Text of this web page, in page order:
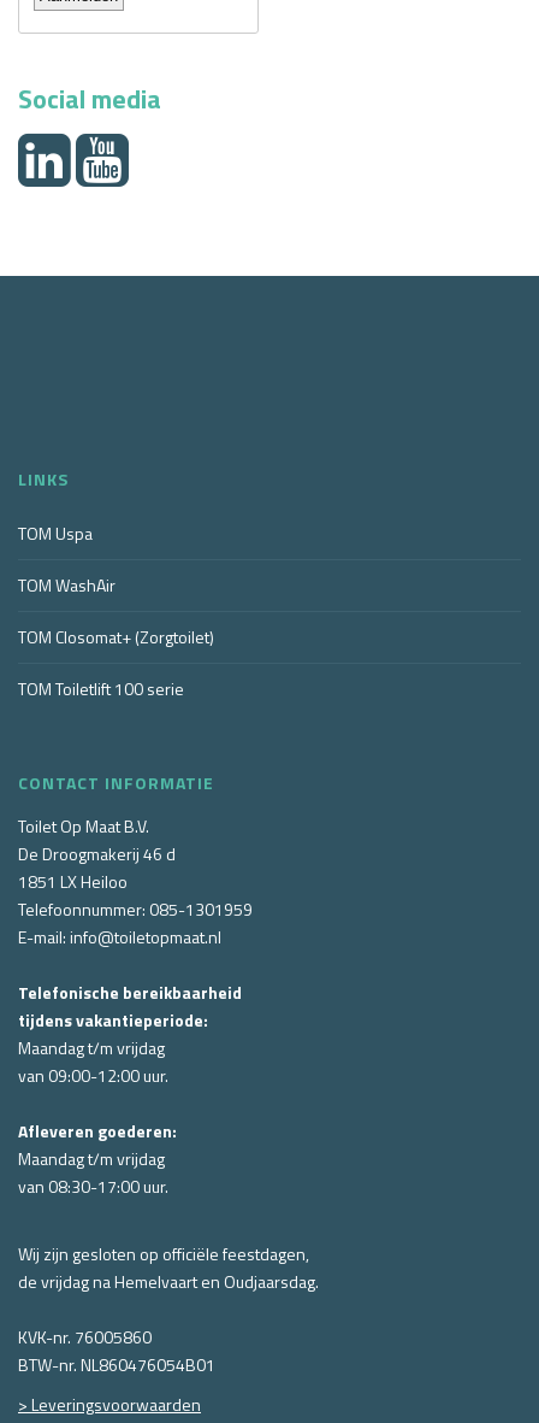
Social media
LINKS
TOM Uspa
TOM WashAir
TOM Closomat+ (Zorgtoilet)
TOM Toiletlift 100 serie
CONTACT INFORMATIE
Toilet Op Maat B.V.
De Droogmakerij 46 d
1851 LX Heiloo
Telefoonnummer: 085-1301959
E-mail:info@toiletopmaat.nl
Telefonische bereikbaarheid
tijdens vakantieperiode:
Maandag t/m vrijdag
van 09:00-12:00 uur.
Afleveren goederen:
Maandag t/m vrijdag
van 08:30-17:00 uur.
Wij zijn gesloten op officiële feestdagen,
de vrijdag na Hemelvaart en Oudjaarsdag.
KVK-nr. 76005860
BTW-nr. NL860476054B01
> Leveringsvoorwaarden